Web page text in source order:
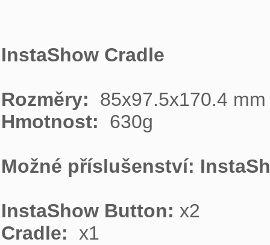
InstaShow Cradle
Rozměry:
Hmotnost:
630g
Možné příslušenství:
InstaShow Button:
Cradle: x1